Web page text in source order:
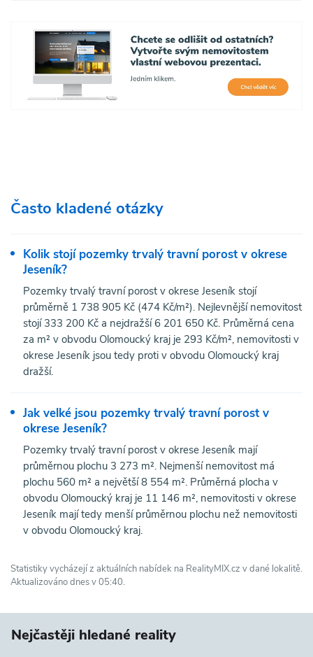
Často kladené otázky
Kolik stojí pozemky trvalý travní porost v okrese
Jeseník?
Pozemky trvalý travní porost v okrese Jeseník stojí
průměrně 1 738 905 Kč (474 Kč/m²). Nejlevnější nemovitost
stojí 333 200 Kč a nejdražší 6 201 650 Kč. Průměrná cena
za m² v obvodu Olomoucký kraj je 293 Kč/m², nemovitosti v
okrese Jeseník jsou tedy proti v obvodu Olomoucký kraj
dražší.
Jak velké jsou pozemky trvalý travní porost v
okrese Jeseník?
Pozemky trvalý travní porost v okrese Jeseník mají
průměrnou plochu 3 273 m². Nejmenší nemovitost má
plochu 560 m² a největší 8 554 m². Průměrná plocha v
obvodu Olomoucký kraj je 11 146 m², nemovitosti v okrese
Jeseník mají tedy menší průměrnou plochu než nemovitosti
v obvodu Olomoucký kraj.
Statistiky vycházejí z aktuálních nabídek na RealityMIX.cz v dané lokalitě.
Aktualizováno dnes v 05:40.
Nejčastěji hledané reality